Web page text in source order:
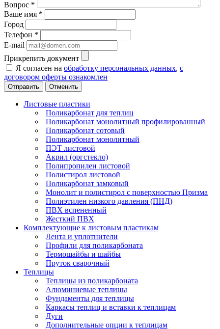
Вопрос *
Ваше имя *
Город
Телефон *
E-mail
Прикрепить документ
Я согласен на обработку персональных данных, с
договором оферты ознакомлен
Отменить
Листовые пластики
Поликарбонат для теплиц
Поликарбонат монолитный профилированный
Поликарбонат сотовый
Поликарбонат монолитный
ПЭТ листовой
Акрил (оргстекло)
Полипропилен листовой
Полистирол листовой
Поликарбонат замковый
Монолит и полистирол с поверхностью Призма
Полиэтилен низкого давления (ПНД)
ПВХ вспененный
Жесткий ПВХ
Комплектующие к листовым пластикам
Лента и уплотнители
Профили для поликарбоната
Термошайбы и шайбы
Пруток сварочный
Теплицы
Теплицы из поликарбоната
Алюминиевые теплицы
Фундаменты для теплицы
Каркасы теплиц и вставки к теплицам
Дуги
Дополнительные опции к теплицам